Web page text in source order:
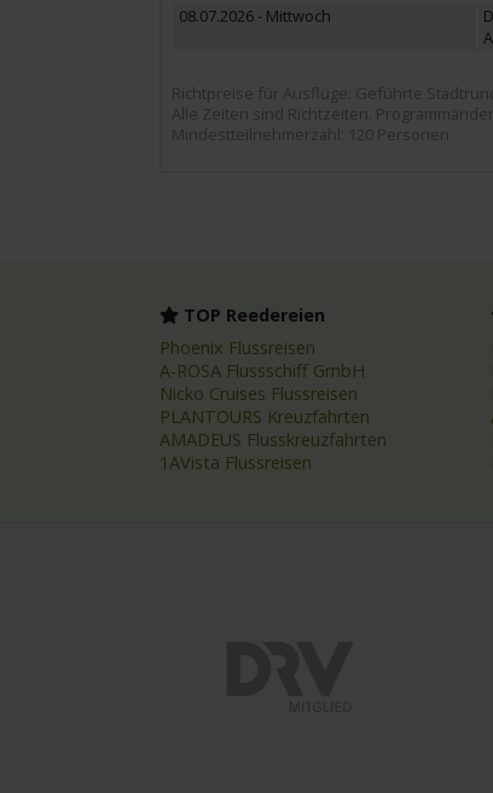
08.07.2026 - Mittwoch
Richtpreise für Ausflüge: Geführte
Alle Zeiten sind Richtzeiten.
Mindestteilnehmerzahl: 120 Personen
TOP Reedereien
Phoenix Flussreisen
A-ROSA Flussschiff GmbH
Nicko Cruises Flussreisen
PLANTOURS Kreuzfahrten
AMADEUS Flusskreuzfahrten
1AVista Flussreisen